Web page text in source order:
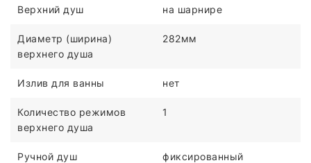
Верхний душ на шарнире
Диаметр (ширина)
верхнего душа
282мм
Излив для ванны нет
Количество режимов
верхнего душа
1
Ручной душ фиксированный